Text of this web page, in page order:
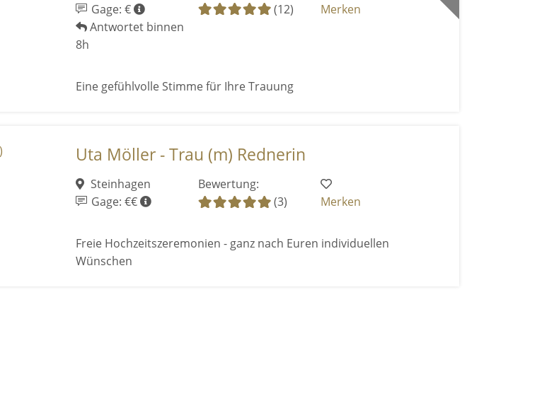
Gage: €
Antwortet binnen
8h
(12)
Merken
Eine gefühlvolle Stimme für Ihre Trauung
Uta Möller - Trau (m) Rednerin
Steinhagen
Gage: €€
Bewertung:
(3)
Merken
Freie Hochzeitszeremonien - ganz nach Euren individuellen
Wünschen